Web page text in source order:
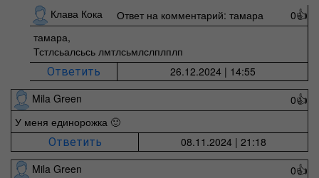
Клава Кока
Ответ на комментарий: тамара 0👍
тамара,
Тстлсьалсьсь лмтлсьмлслплплп
Ответить
26.12.2024 | 14:55
Mila Green
0👍
У меня единорожка 🙂
Ответить
08.11.2024 | 21:18
Mila Green
0👍